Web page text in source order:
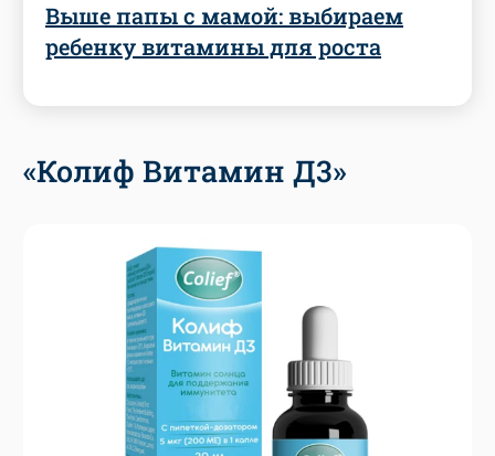
Выше папы с мамой: выбираем
ребенку витамины для роста
«Колиф Витамин Д3»